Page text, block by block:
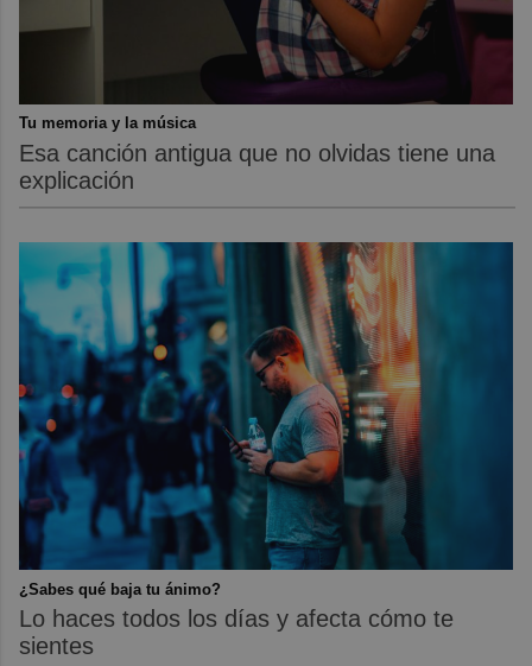
Tu memoria y la música
Esa canción antigua que no olvidas tiene una
explicación
¿Sabes qué baja tu ánimo?
Lo haces todos los días y afecta cómo te
sientes